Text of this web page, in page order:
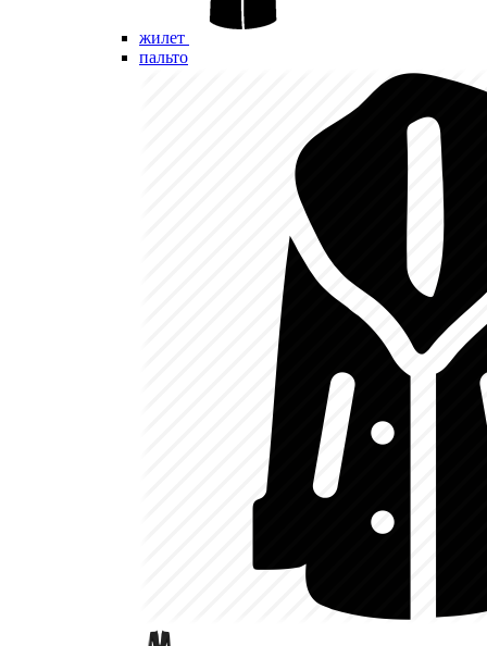
жилет
пальто